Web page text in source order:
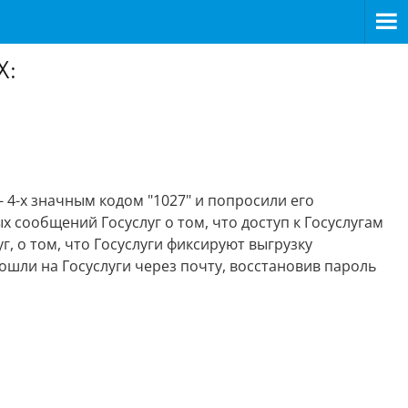
х значным кодом "1027" и попросили его
Госуслуг о том, что доступ к Госуслугам
о том, что Госуслуги фиксируют выгрузку
на Госуслуги через почту, восстановив пароль